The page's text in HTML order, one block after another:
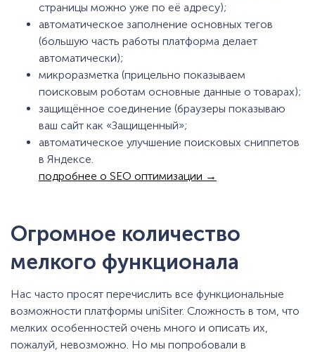
страницы можно уже по её адресу);
автоматическое заполнение основных тегов
(большую часть работы платформа делает
автоматически);
микроразметка (прицельно показываем
поисковым роботам основные данные о товарах);
защищённое соединение (браузеры показываю
ваш сайт как «Защищенный»;
автоматическое улучшение поисковых сниппетов
в Яндексе.
подробнее о SEO оптимизации →
Огромное количество
мелкого функционала
Нас часто просят перечислить все функциональные
возможности платформы uniSiter. Сложность в том, что
мелких особенностей очень много и описать их,
пожалуй, невозможно. Но мы попробовали в